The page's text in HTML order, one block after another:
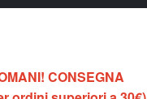
CONSEGNA